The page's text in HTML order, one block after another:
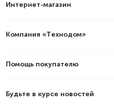
Интернет-магазин
Компания «Технодом»
Помощь покупателю
Будьте в курсе новостей